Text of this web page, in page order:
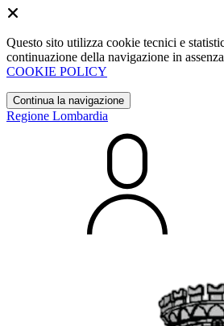
Questo sito utilizza cookie tecnici e
continuazione della navigazione in
COOKIE POLICY
Continua la navigazione
Regione Lombardia